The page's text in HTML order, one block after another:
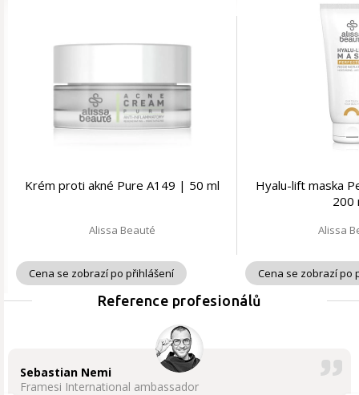
Krém proti akné Pure A149 | 50 ml
Alissa Beauté
Cena se zobrazí po přihlášení
Hyalu-lift maska
200
Alissa
Cena se zobrazí po
Reference profesionálů
Sebastian Nemi
Framesi International ambassador